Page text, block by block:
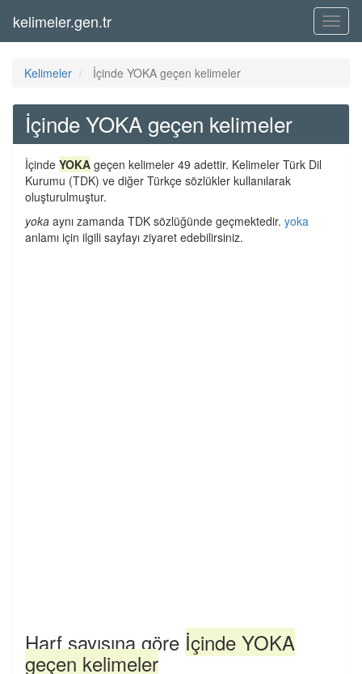
Menü
kelimeler.gen.tr
Kelimeler İçinde YOKA geçen kelimeler
İçinde YOKA geçen kelimeler
İçinde YOKA geçen kelimeler 49 adettir. Kelimeler Türk Dil
Kurumu (TDK) ve diğer Türkçe sözlükler kullanılarak
oluşturulmuştur.
yoka aynı zamanda TDK sözlüğünde geçmektedir. yoka
anlamı için ilgili sayfayı ziyaret edebilirsiniz.
Harf sayısına göre İçinde YOKA
geçen kelimeler